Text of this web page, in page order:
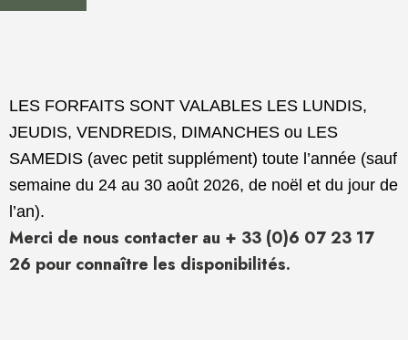
LES FORFAITS SONT VALABLES LES LUNDIS,
JEUDIS, VENDREDIS, DIMANCHES ou LES
SAMEDIS (avec petit supplément) toute l’année (sauf
semaine du 24 au 30 août 2026, de noël et du jour de
l’an).
Merci de nous contacter au + 33 (0)6 07 23 17
26 pour connaître les disponibilités.